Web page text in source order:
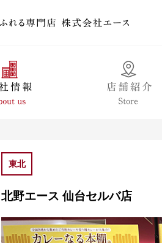
東北
北野エース 仙台セルバ店